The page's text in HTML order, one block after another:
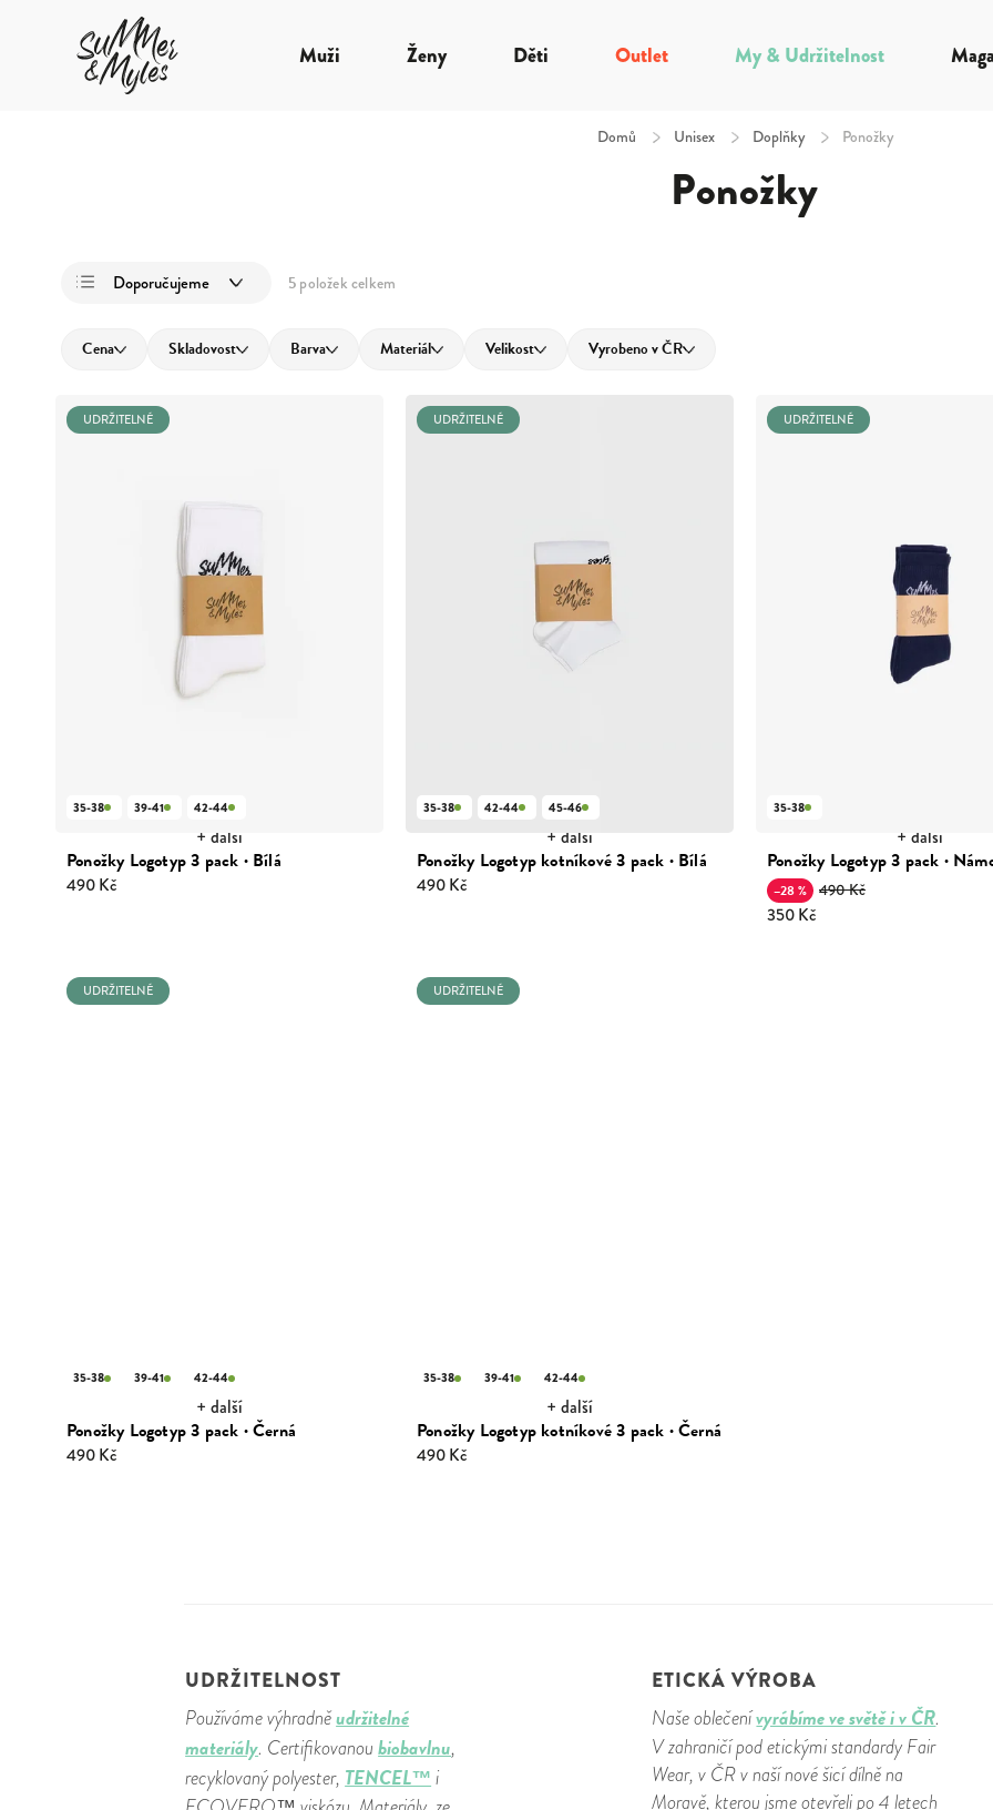
Muži Ženy Děti Outlet My & Udržitelnost
Domů / Unisex / Doplňky / Ponožky
Ponožky
Doporučujeme
Nejdražší
Abecedně
5 položek celkem
Cena Skladovost Barva Materiál Velikost Vyrobeno v ČR
UDRŽITELNÉ
Ponožky Logotyp 3 pack · Bílá
490 Kč
35-38 39-41 42-44
+ další
UDRŽITELNÉ
Ponožky Logotyp kotníkové 3 pack · Bílá
490 Kč
35-38 42-44 45-46
+ další
UDRŽITELNÉ
Ponožky Logotyp 3 pack ·
–28 % 490 Kč
350 Kč
35-38
+ další
UDRŽITELNÉ
Ponožky Logotyp 3 pack · Černá
490 Kč
35-38 39-41 42-44
+ další
UDRŽITELNÉ
Ponožky Logotyp kotníkové 3 pack · Černá
490 Kč
35-38 39-41 42-44
+ další
UDRŽITELNOST
Používáme výhradněudržitelné
materiály. Certifikovanoubiobavlnu,
recyklovaný polyester, TENCEL™ i
ETICKÁ VÝROBA
Naše oblečenívyrábíme ve světě i v ČR.
V zahraničí pod etickými standardy Fair
Wear, v ČR v naší nové šicí dílně na
Moravě, kterou jsme otevřeli po 4 letech